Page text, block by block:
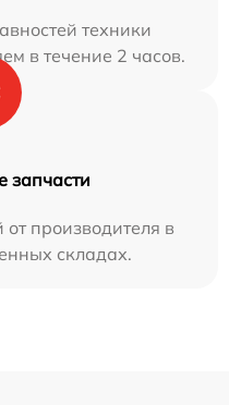
техники
в течение 2 часов.
запчасти
производителя в
складах.